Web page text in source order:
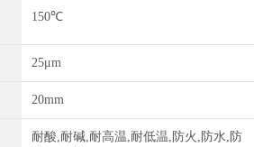
150℃
25μm
20mm
耐酸,耐碱,耐高温,耐低温,防火,防水,防